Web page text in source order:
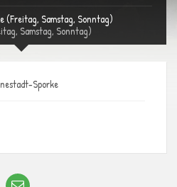
(Freitag, Samstag, Sonntag)
Samstag, Sonntag)
Sporke